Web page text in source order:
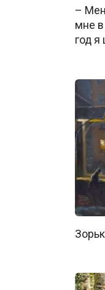
–
мне
год я